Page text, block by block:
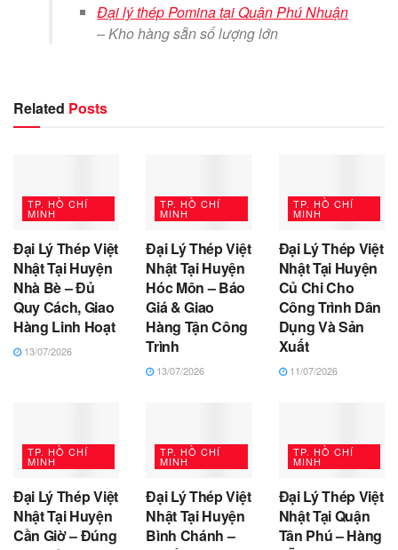
Đại lý thép Pomina tại Quận Phú Nhuận
– Kho hàng sẵn số lượng lớn
Related Posts
TP. HỒ CHÍ
MINH
Đại Lý Thép Việt
Nhật Tại Huyện
Nhà Bè – Đủ
Quy Cách, Giao
Hàng Linh Hoạt
13/07/2026
TP. HỒ CHÍ
MINH
Đại Lý Thép Việt
Nhật Tại Huyện
Hóc Môn – Báo
Giá & Giao
Hàng Tận Công
Trình
13/07/2026
TP. HỒ CHÍ
MINH
Đại Lý Thép Việt
Nhật Tại Huyện
Củ Chi Cho
Công Trình Dân
Dụng Và Sản
Xuất
11/07/2026
TP. HỒ CHÍ
MINH
Đại Lý Thép Việt
Nhật Tại Huyện
Cần Giờ – Đúng
TP. HỒ CHÍ
MINH
Đại Lý Thép Việt
Nhật Tại Huyện
Bình Chánh –
TP. HỒ CHÍ
MINH
Đại Lý Thép Việt
Nhật Tại Quận
Tân Phú – Hàng